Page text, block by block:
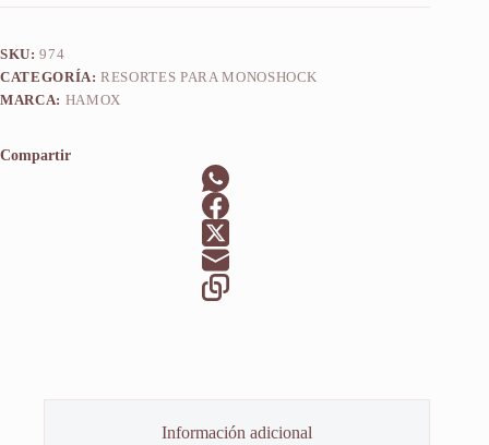
SKU:974
CATEGORÍA:RESORTES PARA MONOSHOCK
MARCA: HAMOX
Compartir
Información adicional